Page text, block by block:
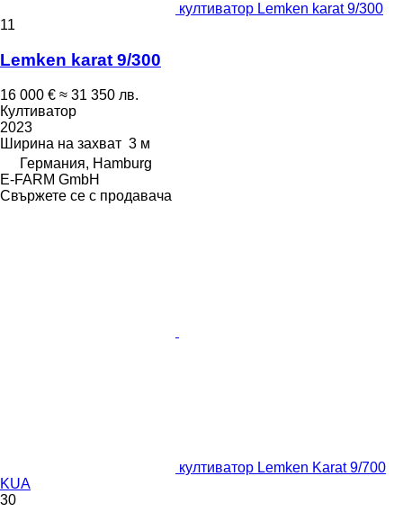
култиватор Lemken karat 9/300
11
Lemken karat 9/300
16 000 € ≈ 31 350 лв.
Култиватор
2023
Ширина на захват 3 м
Германия, Hamburg
E-FARM GmbH
Свържете се с продавача
култиватор Lemken Karat 9/700
KUA
30